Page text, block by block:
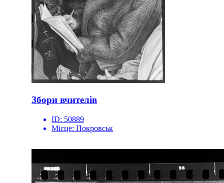
Збори вчителів
ID: 50889
Місце: Покровськ